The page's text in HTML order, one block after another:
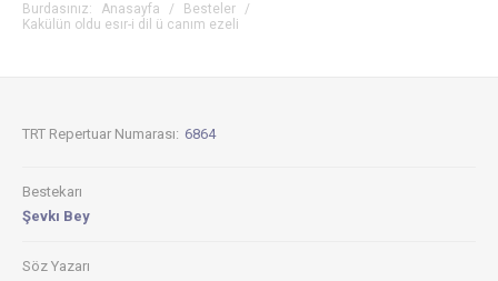
Burdasınız: Anasayfa / Besteler
/
Kakülün oldu esır-i dil ü canım ezeli
TRT Repertuar Numarası: 6864
Bestekarı
Şevkı Bey
Söz Yazarı